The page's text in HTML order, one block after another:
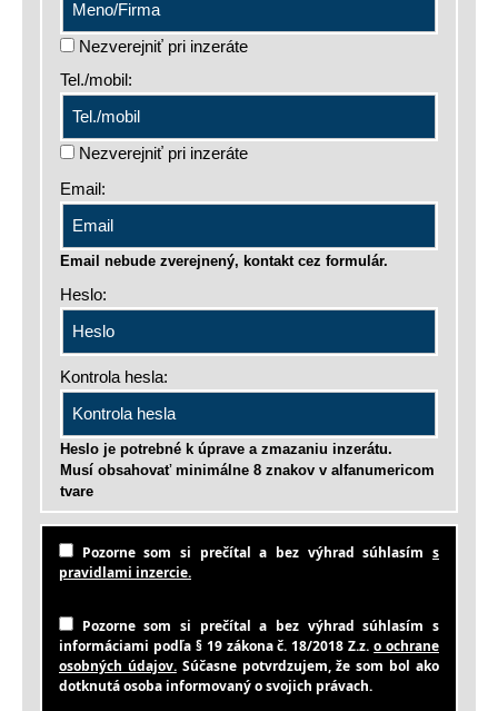
Nezverejniť pri inzeráte
Tel./mobil:
Nezverejniť pri inzeráte
Email:
Email nebude zverejnený, kontakt cez formulár.
Heslo:
Kontrola hesla:
Heslo je potrebné k úprave a zmazaniu inzerátu.
Musí obsahovať minimálne 8 znakov v alfanumericom
tvare
Pozorne som si prečítal a bez výhrad súhlasím s
pravidlami inzercie.
Pozorne som si prečítal a bez výhrad súhlasím s
informáciami podľa § 19 zákona č. 18/2018 Z.z.o ochrane
osobných údajov.Súčasne potvrdzujem, že som bol ako
dotknutá osoba informovaný o svojich právach.